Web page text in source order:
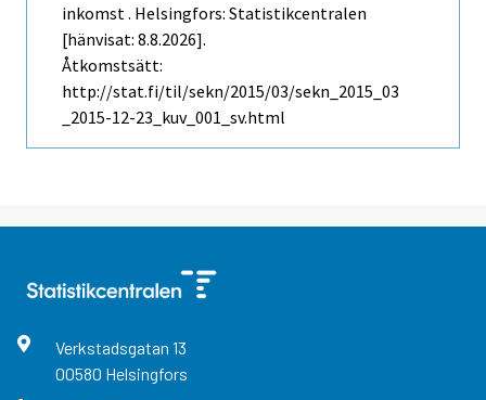
inkomst . Helsingfors: Statistikcentralen
[hänvisat: 8.8.2026].
Åtkomstsätt:
http://stat.fi/til/sekn/2015/03/sekn_2015_03
_2015-12-23_kuv_001_sv.html
Verkstadsgatan 13
00580 Helsingfors